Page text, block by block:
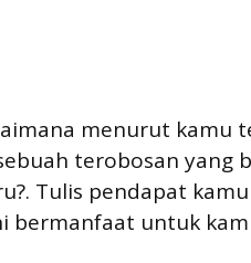
menurut kamu
terobosan yang
Tulis pendapat
bermanfaat untuk